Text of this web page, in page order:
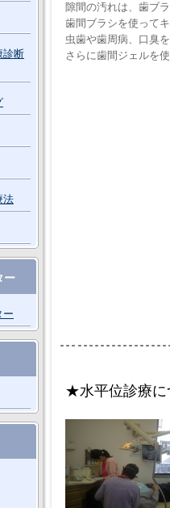
診断
法
ー
ー
隙間の汚れは、歯ブ
歯間ブラシを使って
虫歯や歯周病、口臭
さらに歯間ジェル
★水平位診療に